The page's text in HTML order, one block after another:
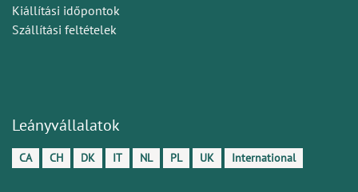
Kiállítási időpontok
Szállítási feltételek
Leányvállalatok
CA CH DK IT NL PL UK International